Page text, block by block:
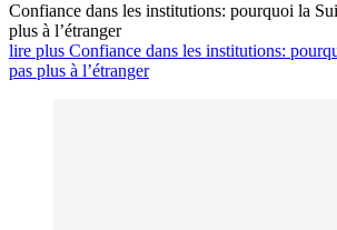
Confiance dans les institutions: pourquoi la
plus à l’étranger
lire plus Confiance dans les institutions:
pas plus à l’étranger